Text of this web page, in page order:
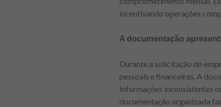
incentivando operações
A documentação
Durante a solicitação do
pessoais e financeiras. A
Informações inconsistentes
documentação organizada